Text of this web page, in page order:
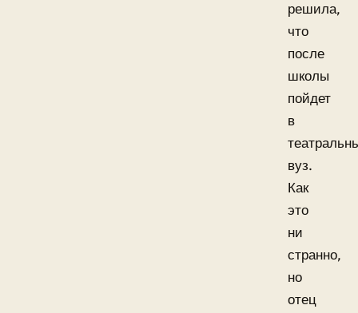
решила,
что
после
школы
пойдет
в
вуз.
Как
это
ни
странно,
но
отец